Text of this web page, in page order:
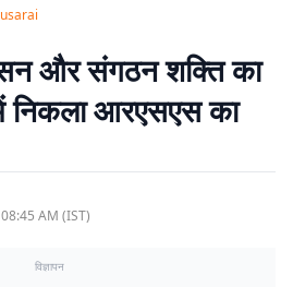
और संगठन शक्ति का
निकला आरएसएस का
AM (IST)
विज्ञापन